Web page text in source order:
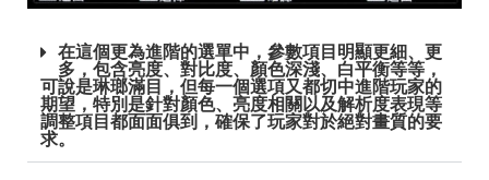
在這個更為進階的選單中，參數項目明顯更細、更
多，包含亮度、對比度、顏色深淺、白平衡等等，
可說是琳瑯滿目，但每一個選項又都切中進階玩家的
期望，特別是針對顏色、亮度相關以及解析度表現等
調整項目都面面俱到，確保了玩家對於絕對畫質的要
求。